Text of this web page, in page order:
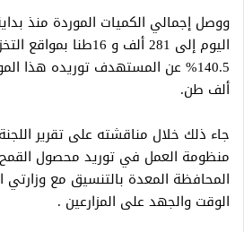
ووصل إجمالي الكميات الموردة منذ
اليوم إلى 281 ألف و
ألف طن.
جاء ذلك خلال مناقشته على تقرير
منظومة العمل في توريد محصول
المحافظة المعدة بالتنسيق مع وزارتي
الوقت والجهد على المزارعين .